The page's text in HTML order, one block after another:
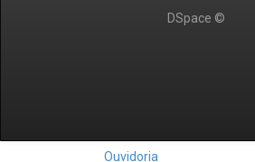
DSpace ©
Ouvidoria